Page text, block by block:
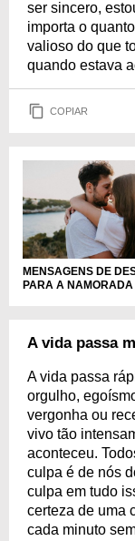
ser sincero,
importa o
valioso do que
quando estava
COPIAR
MENSAGENS DE
PARA A NAMORADA
A vida passa
A vida passa
orgulho,
vergonha ou
vivo tão
aconteceu.
culpa é de nós
culpa em tudo
certeza de uma
cada minuto